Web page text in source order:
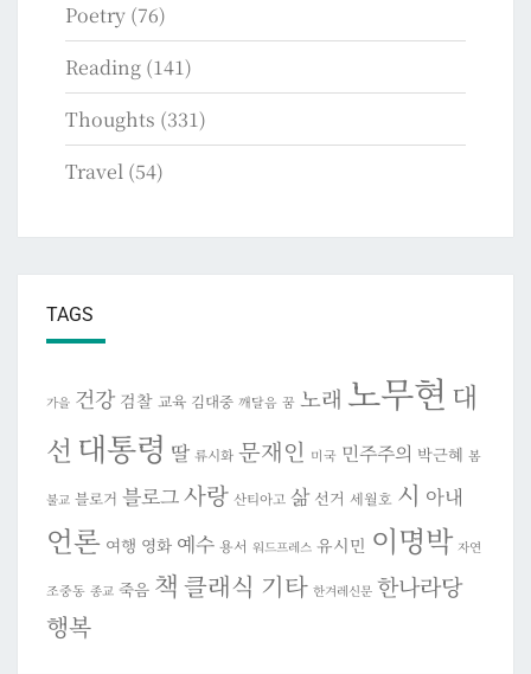
Poetry (76)
Reading (141)
Thoughts (331)
Travel (54)
TAGS
가을 건강 검찰 교육 김대중 깨달음 꿈 노래 노무현 대
선 대통령 딸 류시화 문재인 미국 민주주의 박근혜 봄
불교 블로거 블로그사랑 산티아고 삶 선거 세월호 시 아내
언론 여행 영화 예수 용서 워드프레스 유시민 이명박 자연
조중동 종교 죽음 책 클래식 기타 한겨레신문 한나라당
행복